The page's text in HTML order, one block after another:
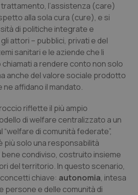
l’assistenza (care)
alla sola cura (cure), e si
di politiche integrate e
attori – pubblici, privati e del
sanitari e le aziende che li
a rendere conto non solo
anche del valore sociale prodotto
ne affidano il mandato.
riflette il più ampio
di welfare centralizzato a un
di comunità federate”,
più solo una responsabilità
bene condiviso, costruito insieme
del territorio. In questo scenario,
chiave: autonomia, intesa
persone e delle comunità di